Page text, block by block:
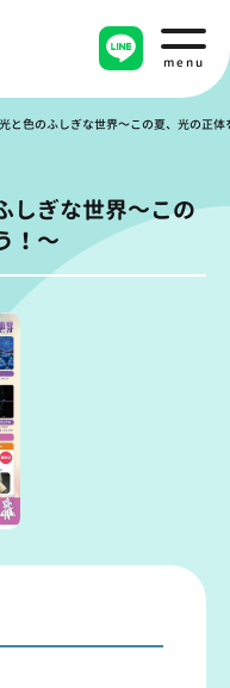
menu
と色のふしぎな世界～この夏、光の正
しぎな世界～この
！～